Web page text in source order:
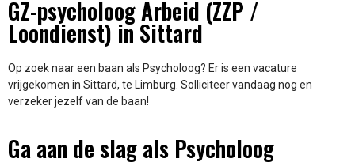
GZ-psycholoog Arbeid (ZZP /
Loondienst) in Sittard
Op zoek naar een baan als Psycholoog? Er is een vacature
vrijgekomen in Sittard, te Limburg. Solliciteer vandaag nog en
verzeker jezelf van de baan!
Ga aan de slag als Psycholoog